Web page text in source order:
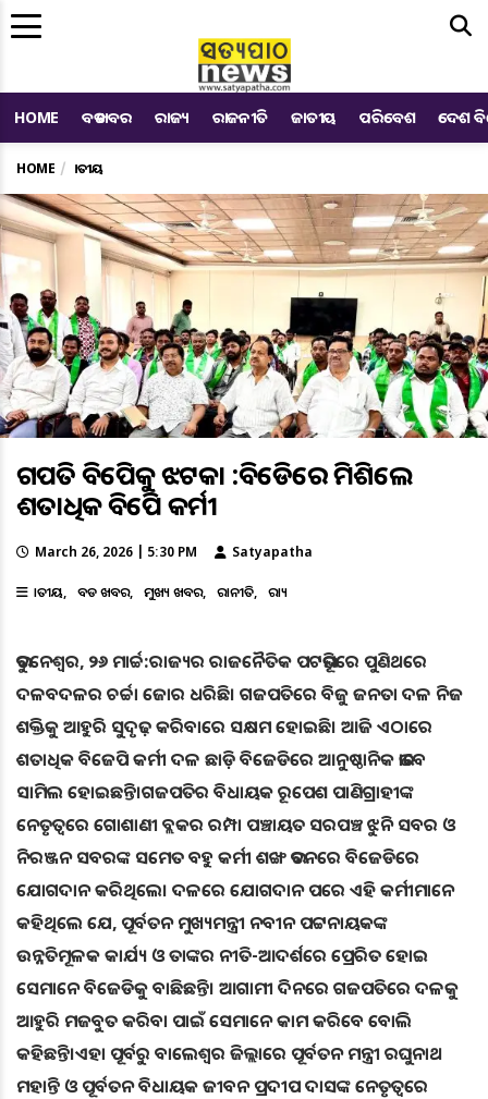
HOME ବଡ ଖବର ରାଜ୍ୟ ରାଜନୀତି ଜାତୀୟ ପରିବେଶ ଦେଶ
HOME ଜାତୀୟ
ଗଜପତି ବିଜେପିକୁ ଝଟକା :ବିଜେଡିରେ ମିଶିଲେ
ଶତାଧିକ ବିଜେପି କର୍ମୀ
March 26, 2026 | 5:30 PM Satyapatha
ଜାତୀୟ ବଡ ଖବର ମୁଖ୍ୟ ଖବର ରାଜନୀତି ରାଜ୍ୟ
ଭୁବନେଶ୍ୱର, ୨୬ ମାର୍ଚ୍ଚ:ରାଜ୍ୟର ରାଜନୈତିକ ପଟଭୂମିରେ ପୁଣିଥରେ
ଦଳବଦଳର ଚର୍ଚ୍ଚା ଜୋର ଧରିଛି। ଗଜପତିରେ ବିଜୁ ଜନତା ଦଳ ନିଜ
ଶକ୍ତିକୁ ଆହୁରି ସୁଦୃଢ଼ କରିବାରେ ସକ୍ଷମ ହୋଇଛି। ଆଜି ଏଠାରେ
ଶତାଧିକ ବିଜେପି କର୍ମୀ ଦଳ ଛାଡ଼ି ବିଜେଡିରେ ଆନୁଷ୍ଠାନିକ ଭାବେ
ସାମିଲ ହୋଇଛନ୍ତି।ଗଜପତିର ବିଧାୟକ ରୂପେଶ ପାଣିଗ୍ରାହୀଙ୍କ
ନେତୃତ୍ୱରେ ଗୋଶାଣୀ ବ୍ଲକର ରମ୍ପା ପଞ୍ଚାୟତ ସରପଞ୍ଚ ଝୁନି ସବର ଓ
ନିରଞ୍ଜନ ସବରଙ୍କ ସମେତ ବହୁ କର୍ମୀ ଶଙ୍ଖ ଭବନରେ ବିଜେଡିରେ
ଯୋଗଦାନ କରିଥିଲେ। ଦଳରେ ଯୋଗଦାନ ପରେ ଏହି କର୍ମୀମାନେ
କହିଥିଲେ ଯେ, ପୂର୍ବତନ ମୁଖ୍ୟମନ୍ତ୍ରୀ ନବୀନ ପଟ୍ଟନାୟକଙ୍କ
ଉନ୍ନତିମୂଳକ କାର୍ଯ୍ୟ ଓ ତାଙ୍କର ନୀତି-ଆଦର୍ଶରେ ପ୍ରେରିତ ହୋଇ
ସେମାନେ ବିଜେଡିକୁ ବାଛିଛନ୍ତି। ଆଗାମୀ ଦିନରେ ଗଜପତିରେ ଦଳକୁ
ଆହୁରି ମଜବୁତ କରିବା ପାଇଁ ସେମାନେ କାମ କରିବେ ବୋଲି
କହିଛନ୍ତି।ଏହା ପୂର୍ବରୁ ବାଲେଶ୍ୱର ଜିଲ୍ଲାରେ ପୂର୍ବତନ ମନ୍ତ୍ରୀ ରଘୁନାଥ
ମହାନ୍ତି ଓ ପୂର୍ବତନ ବିଧାୟକ ଜୀବନ ପ୍ରଦୀପ ଦାସଙ୍କ ନେତୃତ୍ୱରେ